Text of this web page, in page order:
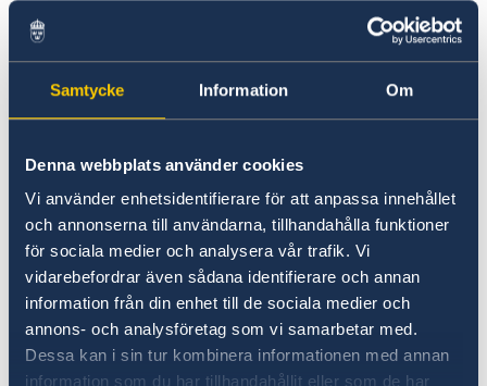
Samtycke Information Om
Denna webbplats använder cookies
Vi använder enhetsidentifierare för att anpassa innehållet
och annonserna till användarna, tillhandahålla funktioner
för sociala medier och analysera vår trafik. Vi
vidarebefordrar även sådana identifierare och annan
information från din enhet till de sociala medier och
annons- och analysföretag som vi samarbetar med.
Dessa kan i sin tur kombinera informationen med annan
information som du har tillhandahållit eller som de har
Vigsel i Storbritannien
Svenska medborgare bosatta i Storbritannien
ska inför vigsel kontakta sitt lokala Register
Här finns mer information.
Svenska medborgare som någon gång varit
folkbokförda i Sverige kan beställa ett
personbevis från Skatteverket som visar ens
civilstånd vid tiden för utflyttning. Personbevis
kan beställas från Skatteverket på engelska
med stämpel och underskrift.